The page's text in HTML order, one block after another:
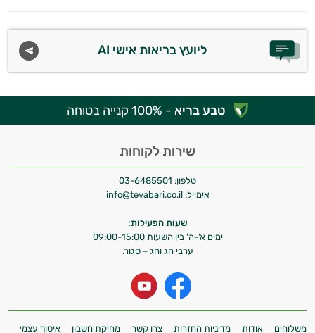
ליועץ בריאות אישי AI
טבע בריא - 100% קנייה בטוחה
שירות לקוחות
טלפון: 03-6485501
אימייל: info@tevabari.co.il
שעות הפעילות:
ימים א'-ה' בין השעות 09:00-15:00
ערבי חג וחג – סגור.
משלוחים אודות מדיניות החזרות צרו קשר מחיקת חשבון איסוף עצמי
המטרה שלי היא להתאים עבורך המלצות
זה הזמן להתחיל. איך אוכל לעזור?